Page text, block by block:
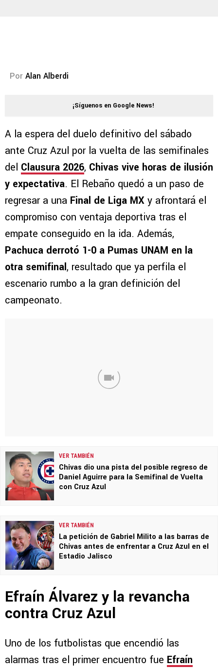
Por Alan Alberdi
¡Síguenos en Google News!
A la espera del duelo definitivo del sábado
ante Cruz Azul por la vuelta de las semifinales
del Clausura 2026, Chivas vive horas de ilusión
y expectativa. El Rebaño quedó a un paso de
regresar a una Final de Liga MX y afrontará el
compromiso con ventaja deportiva tras el
empate conseguido en la ida. Además,
Pachuca derrotó 1-0 a Pumas UNAM en la
otra semifinal, resultado que ya perfila el
escenario rumbo a la gran definición del
campeonato.
VER TAMBIÉN
Chivas dio una pista del posible regreso de
Daniel Aguirre para la Semifinal de Vuelta
con Cruz Azul
VER TAMBIÉN
La petición de Gabriel Milito a las barras de
Chivas antes de enfrentar a Cruz Azul en el
Estadio Jalisco
Efraín Álvarez y la revancha
contra Cruz Azul
Uno de los futbolistas que encendió las
alarmas tras el primer encuentro fue Efraín